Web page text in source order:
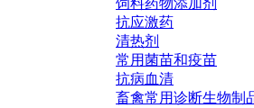
饲料药物添加剂
抗应激药
清热剂
常用菌苗和疫苗
抗病血清
畜禽常用诊断生物制